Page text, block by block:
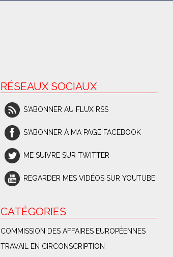
RÉSEAUX SOCIAUX
S'ABONNER AU FLUX RSS
S'ABONNER À MA PAGE FACEBOOK
ME SUIVRE SUR TWITTER
REGARDER MES VIDÉOS SUR YOUTUBE
CATÉGORIES
COMMISSION DES AFFAIRES EUROPÉENNES
TRAVAIL EN CIRCONSCRIPTION